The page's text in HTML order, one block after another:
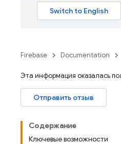
Firebase Documentation
Эта информация оказалась
Отправить отзыв
Содержание
Ключевые возможности